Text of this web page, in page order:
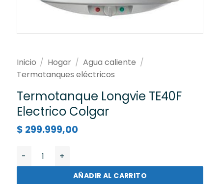
Inicio / Hogar / Agua caliente /
Termotanques eléctricos
Termotanque Longvie TE40F
Electrico Colgar
$ 299.999,00
Termotanque Longvie TE40F Electrico Colgar
AÑADIR AL CARRITO